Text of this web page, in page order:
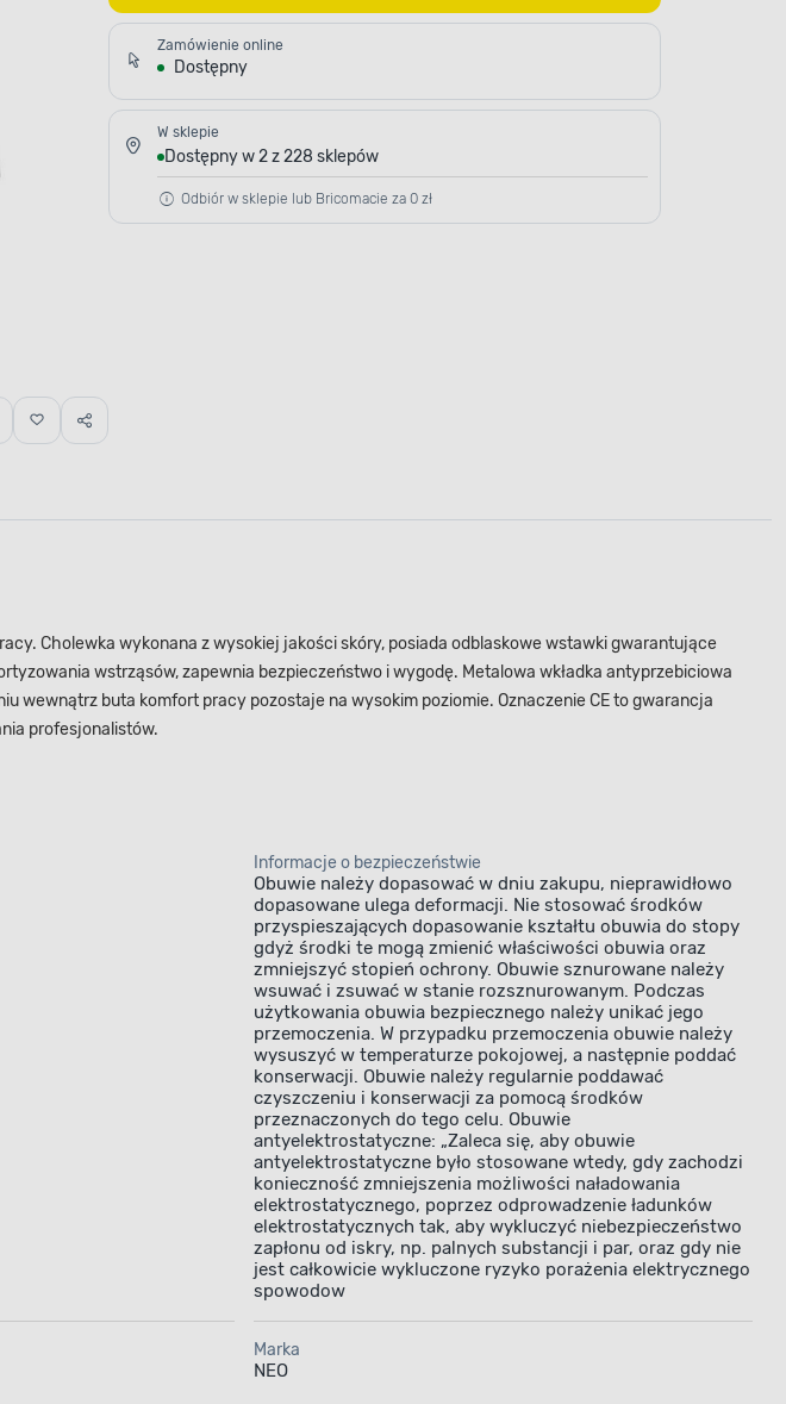
Zamówienie online
Dostępny
W sklepie
Dostępny w 2 z 228 sklepów
Odbiór w sklepie lub Bricomacie za 0 zł
Cholewka wykonana z wysokiej jakości skóry, posiada odblaskowe wstawki gwarantujące
wstrząsów, zapewnia bezpieczeństwo i wygodę. Metalowa wkładka antyprzebiciowa
wewnątrz buta komfort pracy pozostaje na wysokim poziomie. Oznaczenie CE to gwarancja
profesjonalistów.
Informacje o bezpieczeństwie
Obuwie należy dopasować w dniu zakupu, nieprawidłowo
dopasowane ulega deformacji. Nie stosować środków
przyspieszających dopasowanie kształtu obuwia do stopy
gdyż środki te mogą zmienić właściwości obuwia oraz
zmniejszyć stopień ochrony. Obuwie sznurowane należy
wsuwać i zsuwać w stanie rozsznurowanym. Podczas
użytkowania obuwia bezpiecznego należy unikać jego
przemoczenia. W przypadku przemoczenia obuwie należy
wysuszyć w temperaturze pokojowej, a następnie poddać
konserwacji. Obuwie należy regularnie poddawać
czyszczeniu i konserwacji za pomocą środków
przeznaczonych do tego celu. Obuwie
antyelektrostatyczne: „Zaleca się, aby obuwie
antyelektrostatyczne było stosowane wtedy, gdy zachodzi
konieczność zmniejszenia możliwości naładowania
elektrostatycznego, poprzez odprowadzenie ładunków
elektrostatycznych tak, aby wykluczyć niebezpieczeństwo
zapłonu od iskry, np. palnych substancji i par, oraz gdy nie
jest całkowicie wykluczone ryzyko porażenia elektrycznego
spowodow
Marka
NEO